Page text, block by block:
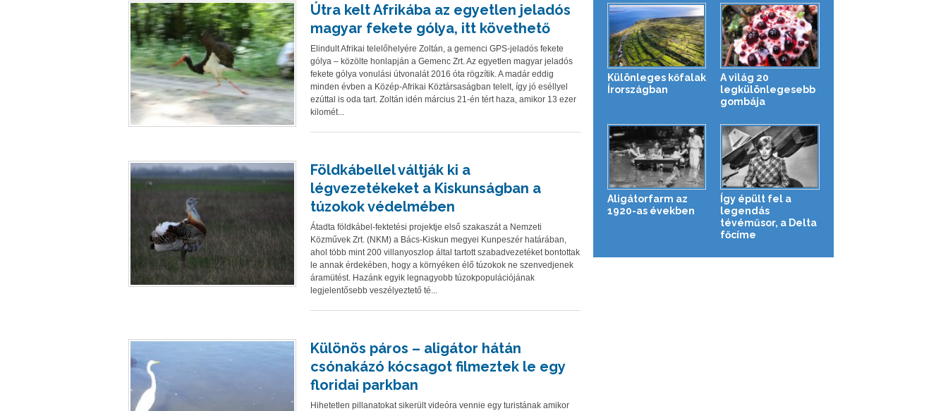
Útra kelt Afrikába az egyetlen jeladós
magyar fekete gólya, itt követhető
Elindult Afrikai telelőhelyére Zoltán, a gemenci GPS-jeladós fekete
gólya – közölte honlapján a Gemenc Zrt. Az egyetlen magyar jeladós
fekete gólya vonulási útvonalát 2016 óta rögzítik. A madár eddig
minden évben a Közép-Afrikai Köztársaságban telelt, így jó eséllyel
ezúttal is oda tart. Zoltán idén március 21-én tért haza, amikor 13 ezer
kilomét...
Földkábellel váltják ki a
légvezetékeket a Kiskunságban a
túzokok védelmében
Átadta földkábel-fektetési projektje első szakaszát a Nemzeti
Közművek Zrt. (NKM) a Bács-Kiskun megyei Kunpeszér határában,
ahol több mint 200 villanyoszlop által tartott szabadvezetéket bontottak
le annak érdekében, hogy a környéken élő túzokok ne szenvedjenek
áramütést. Hazánk egyik legnagyobb túzokpopulációjának
legjelentősebb veszélyeztető té...
Különös páros – aligátor hátán
csónakázó kócsagot filmeztek le egy
floridai parkban
Hihetetlen pillanatokat sikerült videóra vennie egy turistának amikor
Különleges kőfalak
Írországban
A világ 20
legkülönlegesebb
gombája
Aligátorfarm az
1920-as években
Így épült fel a
legendás
tévéműsor, a Delta
főcíme